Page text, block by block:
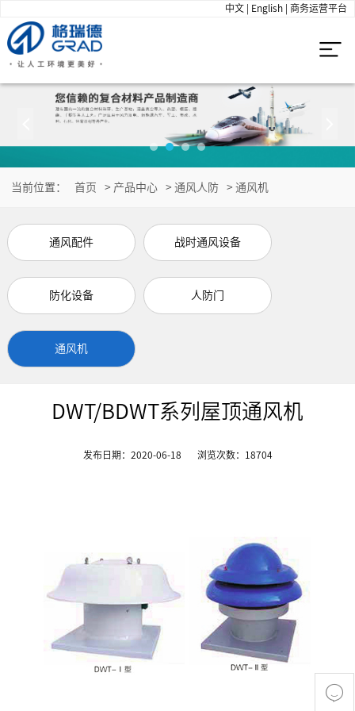
中文 English |商务运营平台
当前位置： 首页 > 产品中心 > 通风人防 > 通风机
通风配件 战时通风设备
防化设备 人防门
通风机
DWT/BDWT系列屋顶通风机
发布日期：2020-06-18 浏览次数： 18704
